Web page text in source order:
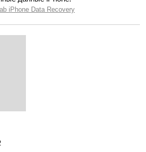
iPhone Data Recovery